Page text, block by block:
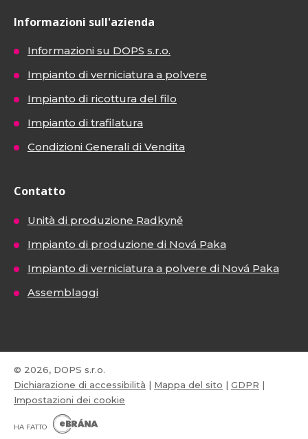
Informazioni sull'azienda
Informazioni su DOPS s.r.o.
Impianto di verniciatura a polvere
Impianto di ricottura del filo
Impianto di trafilatura
Condizioni Generali di Vendita
Contatto
Unità di produzione Radkyně
Impianto di produzione di Nová Paka
Impianto di verniciatura a polvere di Nová Paka
Assemblaggi
© 2026, DOPS s.r.o.
Dichiarazione di accessibilità | Mappa del sito | GDPR |
Impostazioni dei cookie
HA FATTO
B